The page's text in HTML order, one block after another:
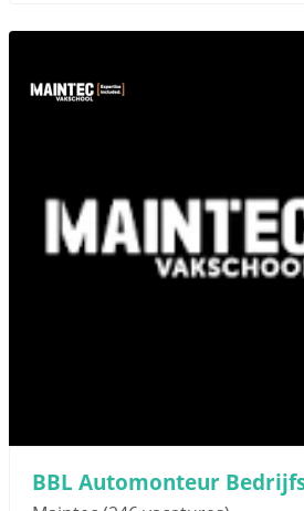
BBL Automonteur